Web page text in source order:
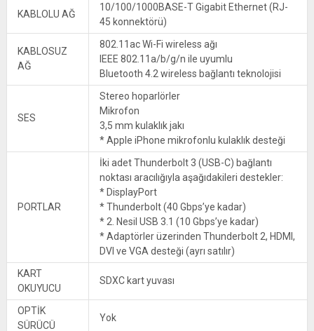
KABLOLU AĞ
10/100/1000BASE-T Gigabit Ethernet (RJ-
45 konnektörü)
KABLOSUZ
AĞ
802.11ac Wi-Fi wireless ağı
IEEE 802.11a/b/g/n ile uyumlu
Bluetooth 4.2 wireless bağlantı teknolojisi
SES
Stereo hoparlörler
Mikrofon
3,5 mm kulaklık jakı
* Apple iPhone mikrofonlu kulaklık desteği
PORTLAR
İki adet Thunderbolt 3 (USB-C) bağlantı
noktası aracılığıyla aşağıdakileri destekler:
* DisplayPort
* Thunderbolt (40 Gbps’ye kadar)
* 2. Nesil USB 3.1 (10 Gbps’ye kadar)
* Adaptörler üzerinden Thunderbolt 2, HDMI,
DVI ve VGA desteği (ayrı satılır)
KART
OKUYUCU
SDXC kart yuvası
OPTİK
SÜRÜCÜ
Yok